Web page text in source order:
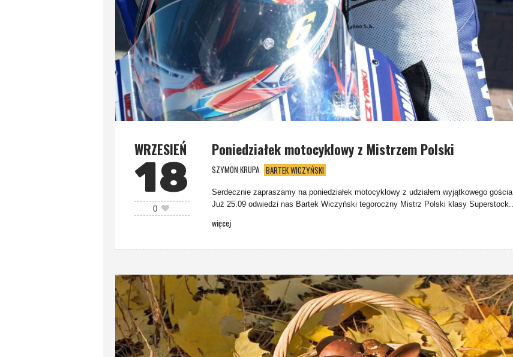
WRZESIEŃ
18
0
Poniedziałek motocyklowy z Mistrzem Polski
SZYMON KRUPA BARTEK WICZYŃSKI
Serdecznie zapraszamy na poniedziałek motocyklowy z udziałem wyjątkowego gościa.
Już 25.09 odwiedzi nas Bartek Wiczyński tegoroczny Mistrz Polski klasy Superstock...
więcej